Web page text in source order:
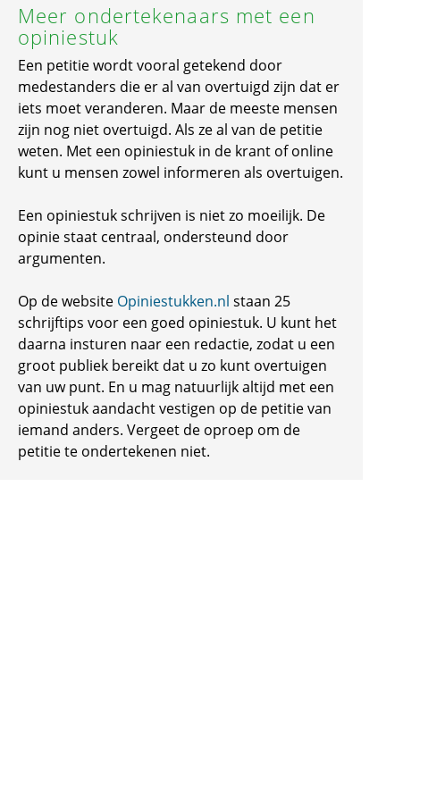
Meer ondertekenaars met een
opiniestuk
Een petitie wordt vooral getekend door
medestanders die er al van overtuigd zijn dat er
iets moet veranderen. Maar de meeste mensen
zijn nog niet overtuigd. Als ze al van de petitie
weten. Met een opiniestuk in de krant of online
kunt u mensen zowel informeren als overtuigen.
Een opiniestuk schrijven is niet zo moeilijk. De
opinie staat centraal, ondersteund door
argumenten.
Op de website Opiniestukken.nl staan 25
schrijftips voor een goed opiniestuk. U kunt het
daarna insturen naar een redactie, zodat u een
groot publiek bereikt dat u zo kunt overtuigen
van uw punt. En u mag natuurlijk altijd met een
opiniestuk aandacht vestigen op de petitie van
iemand anders. Vergeet de oproep om de
petitie te ondertekenen niet.